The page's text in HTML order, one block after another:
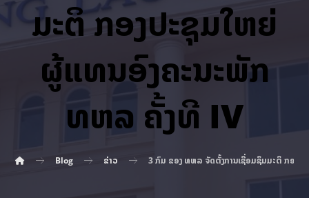
ມະຕິ ກອງປະຊຸມໃຫຍ່
ຜູ້ແທນອົງຄະນະພັກ
ທຫລ ຄັ້ງທີ IV
Blog ຂ່າວ 3 ກົມ ຂອງ ທຫລ ຈັດຕັ້ງການເຊື່ອມຊຶມມະຕິ ກອງ